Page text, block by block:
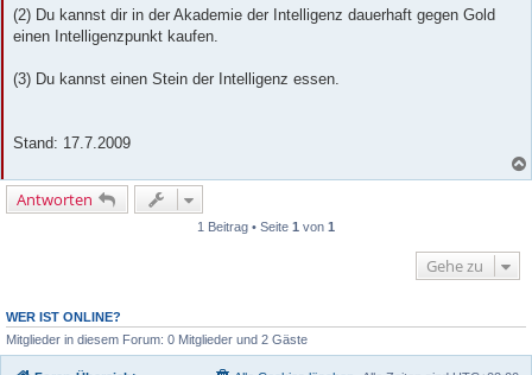
(2) Du kannst dir in der Akademie der Intelligenz dauerhaft gegen Gold
einen Intelligenzpunkt kaufen.
(3) Du kannst einen Stein der Intelligenz essen.
Stand: 17.7.2009
Antworten
1 Beitrag • Seite 1 von 1
Gehe zu
WER IST ONLINE?
Mitglieder in diesem Forum: 0 Mitglieder und 2 Gäste